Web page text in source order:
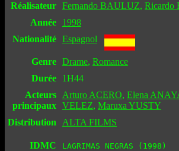
Réalisateur Fernando BAULUZ, Ricardo
Année
1998
Nationalité Espagnol
Genre Drame, Romance
Durée
1H44
Acteurs
principaux
Arturo ACERO, Elena
VELEZ, Maruxa YUSTY
Distribution
ALTA FILMS
IDMC LAGRIMAS NEGRAS (1998)